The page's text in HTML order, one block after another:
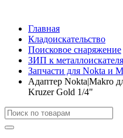
Главная
Кладоискательство
Поисковое снаряжение
ЗИП к
Запчасти для Nokta и
Адаптер Nokta|Makro
Kruzer Gold 1/4"